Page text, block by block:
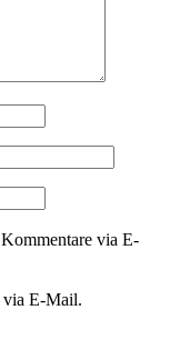
via E-
via E-Mail.